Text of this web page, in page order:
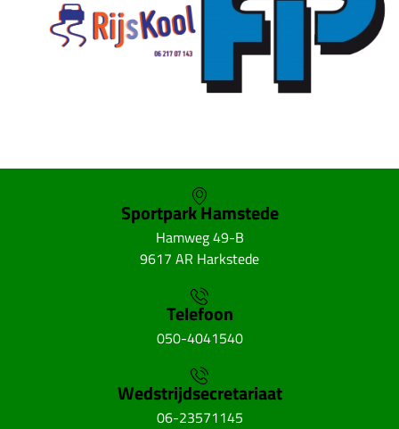
Sportpark Hamstede
Hamweg 49-B
9617 AR Harkstede
Telefoon
050-4041540
Wedstrijdsecretariaat
06-23571145